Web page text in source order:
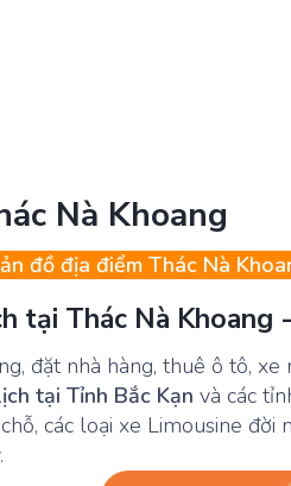
Nà Khoang
đồ địa điểm Thác Nà
tại Thác Nà Khoang
đặt nhà hàng, thuê ô tô, xe
tại Tỉnh Bắc Kạn và các
các loại xe Limousine